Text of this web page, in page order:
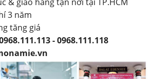
3 năm
tăng giá
- 0968.111.118